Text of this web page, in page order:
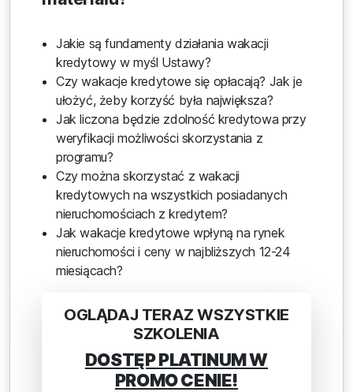
Jakie są fundamenty działania wakacji
kredytowy w myśl Ustawy?
Czy wakacje kredytowe się opłacają? Jak je
ułożyć, żeby korzyść była największa?
Jak liczona będzie zdolność kredytowa przy
weryfikacji możliwości skorzystania z
programu?
Czy można skorzystać z wakacji
kredytowych na wszystkich posiadanych
nieruchomościach z kredytem?
Jak wakacje kredytowe wpłyną na rynek
nieruchomości i ceny w najbliższych 12-24
miesiącach?
OGLĄDAJ TERAZ WSZYSTKIE
SZKOLENIA
DOSTĘP PLATINUM W
PROMO CENIE!